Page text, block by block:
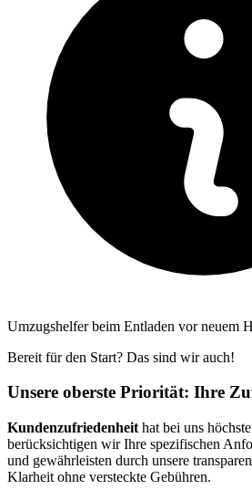
Umzugshelfer beim Entladen vor neuem
Bereit für den Start? Das sind wir auch!
Unsere oberste Priorität: Ihre
Kundenzufriedenheit hat bei uns
berücksichtigen wir Ihre spezifischen
und gewährleisten durch unsere
Klarheit ohne versteckte Gebühren.